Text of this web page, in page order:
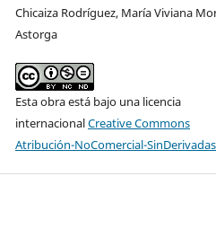
Chicaiza Rodríguez, María Viviana
Astorga
Esta obra está bajo una licencia
internacionalCreative Commons
Atribución-NoComercial-